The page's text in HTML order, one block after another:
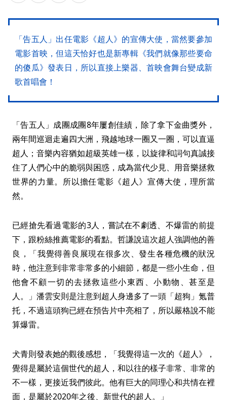
「告五人」出任電影《超人》的宣傳大使，當然要參加
電影首映，但這天恰好也是新專輯《我們就像那些要命
的傻瓜》發表日，所以直接上樂器、首映會舞台變成新
歌首唱會！
「告五人」成團成團8年屢創佳績，除了拿下金曲獎外，
兩年間巡迴走遍四大洲，飛越地球一圈又一圈，可以直逼
超人；音樂內容猶如超級英雄一樣，以旋律和詞句真誠接
住了人們心中的脆弱與困惑，成為當代少見、用音樂拯救
世界的力量。所以擔任電影《超人》宣傳大使，理所當
然。
已經搶先看過電影的3人，嘗試在不劇透、不爆雷的前提
下，跟粉絲推薦電影的看點。哲謙說這次超人強調他的善
良，「我覺得善良展現在很多次、發生各種危機的狀況
時，他注意到非常非常多的小細節，都是一些小生命，但
他會不顧一切的去拯救這些小東西、小動物、甚至是
人。」潘雲安則是注意到超人身邊多了一頭「超狗」氪普
托，不過這頭狗已經在預告片中亮相了，所以嚴格說不能
算爆雷。
犬青則發表她的觀後感想，「我覺得這一次的《超人》，
覺得是屬於這個世代的超人，和以往的樣子非常、非常的
不一樣，更接近我們彼此。他有巨大的同理心和共情在裡
面，是屬於2020年之後、新世代的超人。」